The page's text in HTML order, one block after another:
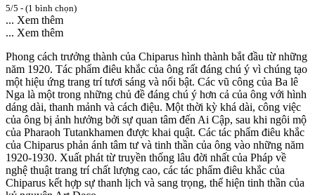
5/5 - (1 bình chọn)
... Xem thêm
... Xem thêm
Phong cách trưởng thành của Chiparus hình thành bắt đầu từ những
năm 1920. Tác phẩm điêu khắc của ông rất đáng chú ý vì chúng tạo
một hiệu ứng trang trí tươi sáng và nổi bật. Các vũ công của Ba lê
Nga là một trong những chủ đề đáng chú ý hơn cả của ông với hình
dáng dài, thanh mảnh và cách điệu. Một thời kỳ khá dài, công việc
của ông bị ảnh hưởng bởi sự quan tâm đến Ai Cập, sau khi ngôi mộ
của Pharaoh Tutankhamen được khai quật. Các tác phẩm điêu khắc
của Chiparus phản ánh tâm tư và tinh thần của ông vào những năm
1920-1930. Xuất phát từ truyền thống lâu đời nhất của Pháp về
nghệ thuật trang trí chất lượng cao, các tác phẩm điêu khắc của
Chiparus kết hợp sự thanh lịch và sang trọng, thể hiện tinh thần của